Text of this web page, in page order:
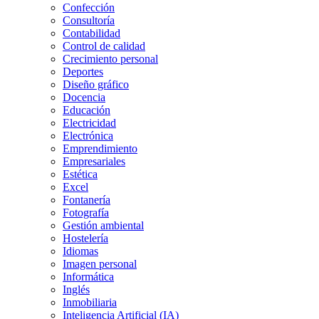
Confección
Consultoría
Contabilidad
Control de calidad
Crecimiento personal
Deportes
Diseño gráfico
Docencia
Educación
Electricidad
Electrónica
Emprendimiento
Empresariales
Estética
Excel
Fontanería
Fotografía
Gestión ambiental
Hostelería
Idiomas
Imagen personal
Informática
Inglés
Inmobiliaria
Inteligencia Artificial (IA)